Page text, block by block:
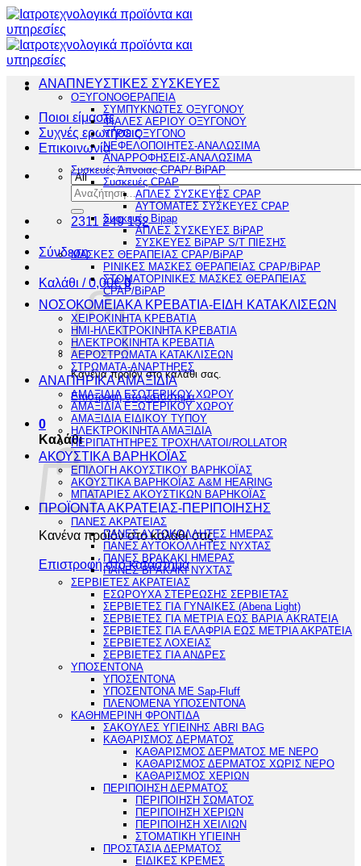
Μετάβαση
στο
περιεχόμενο
Ποιοι είμαστε
Συχνές ερωτήσεις
Επικοινωνία
Αναζήτηση
για:
2311 249 152
Σύνδεση
Καλάθι /0,00€ 0
Κανένα προϊόν στο καλάθι σας.
Επιστροφή στο κατάστημα
0
Καλάθι
Κανένα προϊόν στο καλάθι σας.
Επιστροφή στο κατάστημα
ΑΝΑΠΝΕΥΣΤΙΚΕΣ ΣΥΣΚΕΥΕΣ
ΟΞΥΓΟΝΟΘΕΡΑΠΕΙΑ
ΣΥΜΠΥΚΝΩΤΕΣ ΟΞΥΓΟΝΟΥ
ΦΙΑΛΕΣ ΑΕΡΙΟΥ ΟΞΥΓΟΝΟΥ
ΥΓΡΟ ΟΞΥΓΟΝΟ
ΝΕΦΕΛΟΠΟΙΗΤΕΣ-ΑΝΑΛΩΣΙΜΑ
ΑΝΑΡΡΟΦΗΣΕΙΣ-ΑΝΑΛΩΣΙΜΑ
Συσκευές Άπνοιας CPAP/ BiPAP
Συσκευές CPAP
ΑΠΛΕΣ ΣΥΣΚΕΥΕΣ CPAP
ΑΥΤΟΜΑΤΕΣ ΣΥΣΚΕΥΕΣ CPAP
Συσκευές Bipap
ΑΠΛΕΣ ΣΥΣΚΕΥΕΣ BiPAP
ΣΥΣΚΕΥΕΣ BiPAP S/T ΠΙΕΣΗΣ
ΜΑΣΚΕΣ ΘΕΡΑΠΕΙΑΣ CPAP/BiPAP
ΡΙΝΙΚΕΣ ΜΑΣΚΕΣ ΘΕΡΑΠΕΙΑΣ CPAP/BiPAP
ΣΤΟΜΑΤΟΡΙΝΙΚΕΣ ΜΑΣΚΕΣ ΘΕΡΑΠΕΙΑΣ
CPAP/BiPAP
ΝΟΣΟΚΟΜΕΙΑΚΑ ΚΡΕΒΑΤΙΑ-ΕΙΔΗ ΚΑΤΑΚΛΙΣΕΩΝ
ΧΕΙΡΟΚΙΝΗΤΑ ΚΡΕΒΑΤΙΑ
ΗΜΙ-ΗΛΕΚΤΡΟΚΙΝΗΤΑ ΚΡΕΒΑΤΙΑ
ΗΛΕΚΤΡΟΚΙΝΗΤΑ ΚΡΕΒΑΤΙΑ
ΑΕΡΟΣΤΡΩΜΑΤΑ ΚΑΤΑΚΛΙΣΕΩΝ
ΣΤΡΩΜΑΤΑ-ΑΝΑΡΤΗΡΕΣ
ΑΝΑΠΗΡΙΚΑ ΑΜΑΞΙΔΙΑ
ΑΜΑΞΙΔΙΑ ΕΣΩΤΕΡΙΚΟΥ ΧΩΡΟΥ
ΑΜΑΞΙΔΙΑ ΕΞΩΤΕΡΙΚΟΥ ΧΩΡΟΥ
ΑΜΑΞΙΔΙΑ ΕΙΔΙΚΟΥ ΤΥΠΟΥ
ΗΛΕΚΤΡΟΚΙΝΗΤΑ ΑΜΑΞΙΔΙΑ
ΠΕΡΙΠΑΤΗΤΗΡΕΣ ΤΡΟΧΗΛΑΤΟΙ/ROLLATOR
ΑΚΟΥΣΤΙΚΑ ΒΑΡΗΚΟΪΑΣ
ΕΠΙΛΟΓΗ ΑΚΟΥΣΤΙΚΟΥ ΒΑΡΗΚΟΪΑΣ
ΑΚΟΥΣΤΙΚΑ ΒΑΡΗΚΟΪΑΣ A&M HEARING
ΜΠΑΤΑΡΙΕΣ ΑΚΟΥΣΤΙΚΩΝ ΒΑΡΗΚΟΪΑΣ
ΠΡΟΪΟΝΤΑ ΑΚΡΑΤΕΙΑΣ-ΠΕΡΙΠΟΙΗΣΗΣ
ΠΑΝΕΣ ΑΚΡΑΤΕΙΑΣ
ΠΑΝΕΣ ΑΥΤΟΚΟΛΛΗΤΕΣ ΗΜΕΡΑΣ
ΠΑΝΕΣ ΑΥΤΟΚΟΛΛΗΤΕΣ ΝΥΧΤΑΣ
ΠΑΝΕΣ ΒΡΑΚΑΚΙ ΗΜΕΡΑΣ
ΠΑΝΕΣ ΒΡΑΚΑΚΙ ΝΥΧΤΑΣ
ΣΕΡΒΙΕΤΕΣ ΑΚΡΑΤΕΙΑΣ
ΕΣΩΡΟΥΧΑ ΣΤΕΡΕΩΣΗΣ ΣΕΡΒΙΕΤΑΣ
ΣΕΡΒΙΕΤΕΣ ΓΙΑ ΓΥΝΑΙΚΕΣ (Abena Light)
ΣΕΡΒΙΕΤΕΣ ΓΙΑ ΜΕΤΡΙΑ ΕΩΣ ΒΑΡΙΑ AKRATEIA
ΣΕΡΒΙΕΤΕΣ ΓΙΑ ΕΛΑΦΡΙΑ ΕΩΣ ΜΕΤΡΙΑ ΑΚΡΑΤΕΙΑ
ΣΕΡΒΙΕΤΕΣ ΛΟΧΕΙΑΣ
ΣΕΡΒΙΕΤΕΣ ΓΙΑ ΑΝΔΡΕΣ
ΥΠΟΣΕΝΤΟΝΑ
ΥΠΟΣΕΝΤΟΝΑ
ΥΠΟΣΕΝΤΟΝΑ ΜΕ Sap-Fluff
ΠΛΕΝΟΜΕΝΑ ΥΠΟΣΕΝΤΟΝΑ
ΚΑΘΗΜΕΡΙΝΗ ΦΡΟΝΤΙΔΑ
ΣΑΚΟΥΛΕΣ ΥΓΙΕΙΝΗΣ ABRI BAG
ΚΑΘΑΡΙΣΜΟΣ ΔΕΡΜΑΤΟΣ
ΚΑΘΑΡΙΣΜΟΣ ΔΕΡΜΑΤΟΣ ΜΕ ΝΕΡΟ
ΚΑΘΑΡΙΣΜΟΣ ΔΕΡΜΑΤΟΣ ΧΩΡΙΣ ΝΕΡΟ
ΚΑΘΑΡΙΣΜΟΣ ΧΕΡΙΩΝ
ΠΕΡΙΠΟΙΗΣΗ ΔΕΡΜΑΤΟΣ
ΠΕΡΙΠΟΙΗΣΗ ΣΩΜΑΤΟΣ
ΠΕΡΙΠΟΙΗΣΗ ΧΕΡΙΩΝ
ΠΕΡΙΠΟΙΗΣΗ ΧΕΙΛΙΩΝ
ΣΤΟΜΑΤΙΚΗ ΥΓΙΕΙΝΗ
ΠΡΟΣΤΑΣΙΑ ΔΕΡΜΑΤΟΣ
ΕΙΔΙΚΕΣ ΚΡΕΜΕΣ